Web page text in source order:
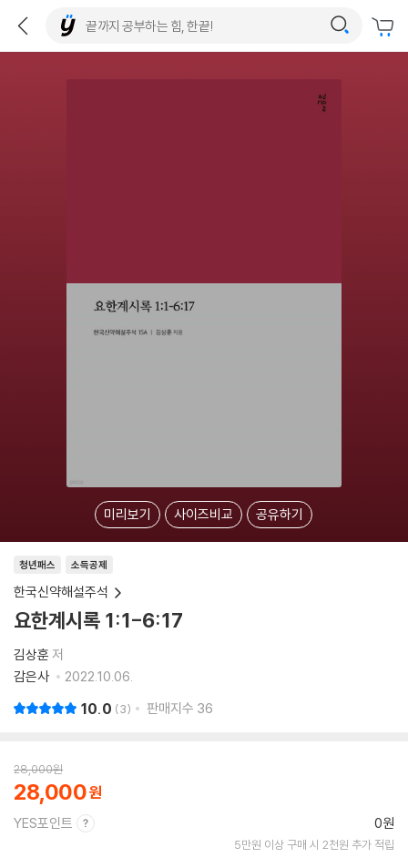
미리보기 사이즈비교 공유하기
소득공제
청년패스
한국신약해설주석
요한계시록 1:1-6:17
김상훈 저
감은사
2022.10.06.
10.0 3 판매지수 36
28,000원
28,000
YES포인트 0원
5만원 이상 구매 시 2천원 추가 적립